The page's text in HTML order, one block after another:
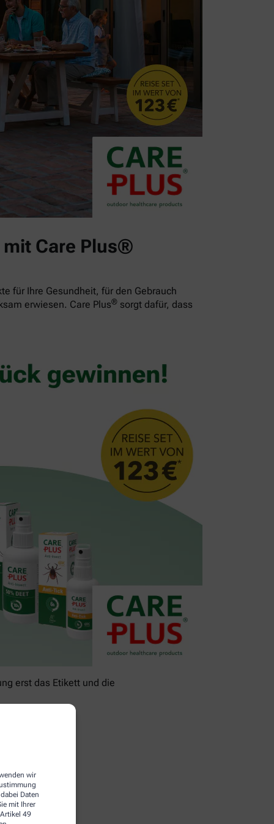
wir
Daten
mit Ihrer
49
Care Plus®
für Ihre Gesundheit, für den Gebrauch
erwiesen. Care Plus® sorgt dafür, dass
erst das Etikett und die